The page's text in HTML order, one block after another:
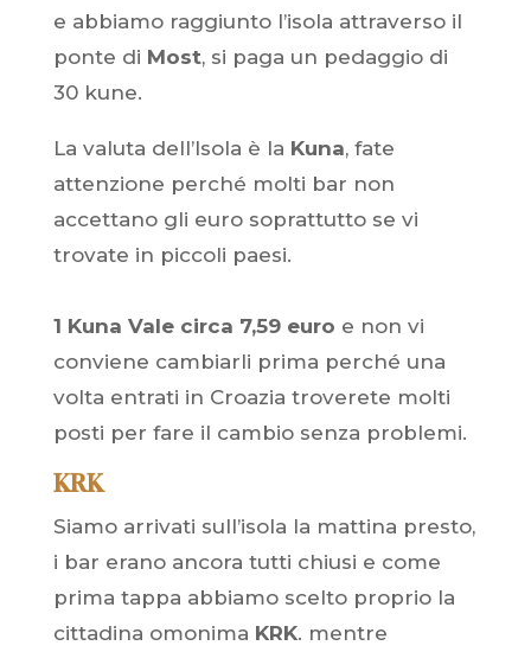
e abbiamo raggiunto l’isola attraverso il
ponte di Most, si paga un pedaggio di
30 kune.
La valuta dell’Isola è la Kuna, fate
attenzione perché molti bar non
accettano gli euro soprattutto se vi
trovate in piccoli paesi.
1 Kuna Vale circa 7,59 euro e non vi
conviene cambiarli prima perché una
volta entrati in Croazia troverete molti
posti per fare il cambio senza problemi.
KRK
Siamo arrivati sull’isola la mattina presto,
i bar erano ancora tutti chiusi e come
prima tappa abbiamo scelto proprio la
cittadina omonima KRK. mentre